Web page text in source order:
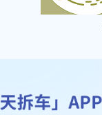
号